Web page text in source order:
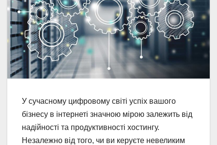
У сучасному цифровому світі успіх вашого
бізнесу в інтернеті значною мірою залежить від
надійності та продуктивності хостингу.
Незалежно від того, чи ви керуєте невеликим